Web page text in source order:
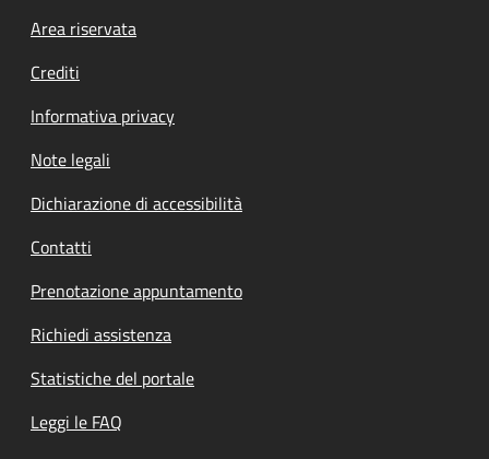
Footer menu
Area riservata
Crediti
Informativa privacy
Note legali
Dichiarazione di accessibilità
Contatti
Prenotazione appuntamento
Richiedi assistenza
Statistiche del portale
Leggi le FAQ